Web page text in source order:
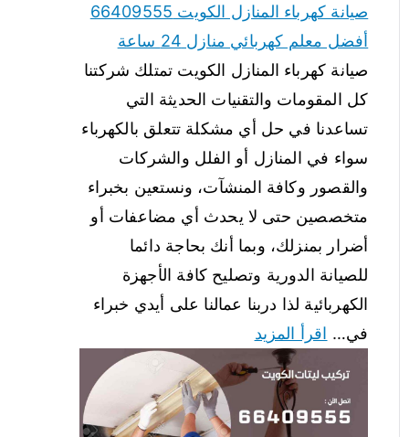
صيانة كهرباء المنازل الكويت 66409555
أفضل معلم كهربائي منازل 24 ساعة
صيانة كهرباء المنازل الكويت تمتلك شركتنا
كل المقومات والتقنيات الحديثة التي
تساعدنا في حل أي مشكلة تتعلق بالكهرباء
سواء في المنازل أو الفلل والشركات
والقصور وكافة المنشآت، ونستعين بخبراء
متخصصين حتى لا يحدث أي مضاعفات أو
أضرار بمنزلك، وبما أنك بحاجة دائما
للصيانة الدورية وتصليح كافة الأجهزة
الكهربائية لذا دربنا عمالنا على أيدي خبراء
في… اقرأ المزيد